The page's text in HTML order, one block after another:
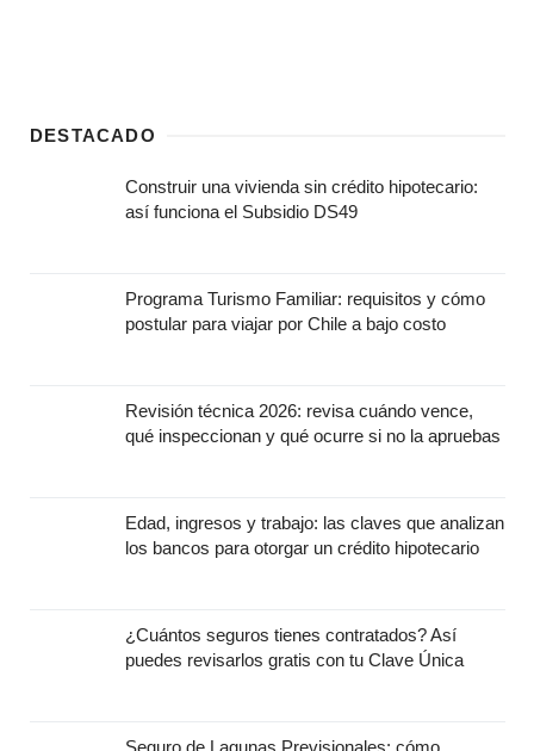
DESTACADO
Construir una vivienda sin crédito hipotecario:
así funciona el Subsidio DS49
Programa Turismo Familiar: requisitos y cómo
postular para viajar por Chile a bajo costo
Revisión técnica 2026: revisa cuándo vence,
qué inspeccionan y qué ocurre si no la apruebas
Edad, ingresos y trabajo: las claves que analizan
los bancos para otorgar un crédito hipotecario
¿Cuántos seguros tienes contratados? Así
puedes revisarlos gratis con tu Clave Única
Seguro de Lagunas Previsionales: cómo